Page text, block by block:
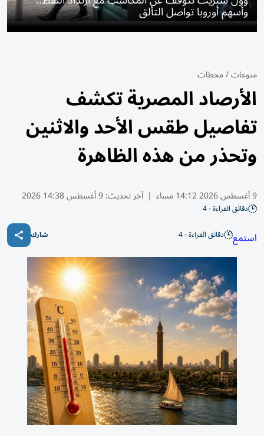
وأسهم أوروبا تواصل التألق
منوعات/محطات
الأرصاد المصرية تكشف
تفاصيل طقس الأحد والاثنين
وتحذر من هذه الظاهرة
9 أغسطس 2026 14:12 مساء | آخر تحديث:9 أغسطس 14:38 2026
دقائق القراءة - 4
استمع دقائق القراءة - 4 شارك